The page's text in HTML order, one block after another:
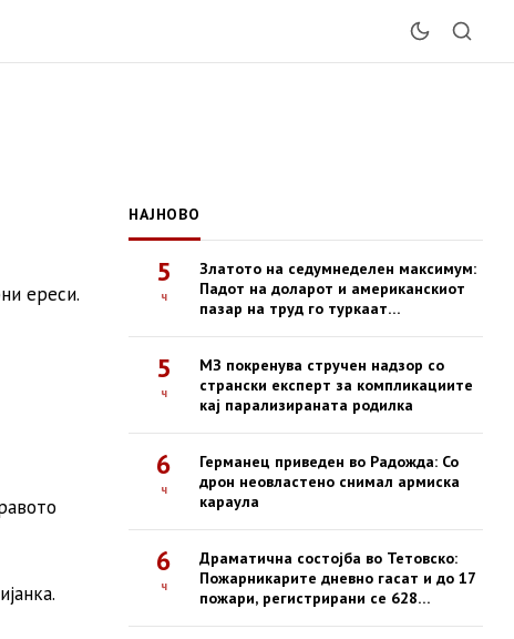
ереси.
НАЈНОВО
5
ч
Златото на седумнеделен максимум:
Падот на доларот и американскиот
пазар на труд го туркаат
5
ч
МЗ покренува стручен надзор со
странски експерт за компликациите
кај парализираната родилка
6
ч
Германец приведен во Радожда: Со
дрон неовластено снимал армиска
караула
6
ч
Драматична состојба во Тетовско:
Пожарникарите дневно гасат и до 17
пожари, регистрирани се 628